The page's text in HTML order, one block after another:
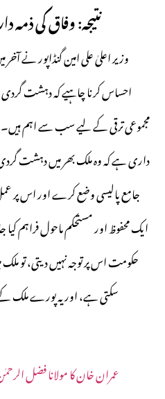
نتیجہ: وفاق کی
وزیر اعلیٰ علی امین گنڈاپور نے
احساس کرنا چاہیے کہ دہشت
مجموعی ترقی کے لیے سب سے اہم ہیں۔
داری ہے کہ وہ ملک بھر میں دہشت
جامع پالیسی وضع کرے اور اس پر
ایک محفوظ اور مستحکم ماحول فراہم کیا
حکومت اس پر توجہ نہیں دیتی، تو
سکتی ہے، اور یہ پورے ملک
عمران خان کا مولانا فضل